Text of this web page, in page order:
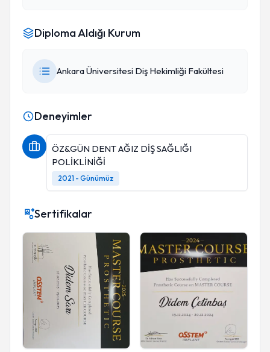
Diploma Aldığı Kurum
Ankara Üniversitesi Diş Hekimliği Fakültesi
Deneyimler
ÖZ&GÜN DENT AĞIZ DİŞ SAĞLIĞI
POLİKLİNİĞİ
2021 - Günümüz
Sertifikalar